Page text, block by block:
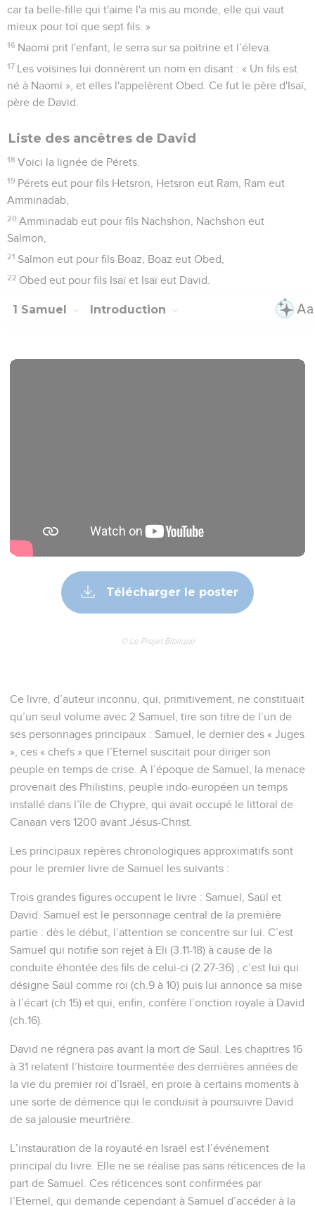
car ta belle-fille qui t'aime l'a mis au monde, elle qui vaut
mieux pour toi que sept fils. »
16 Naomi prit l'enfant, le serra sur sa poitrine et l’éleva.
17 Les voisines lui donnèrent un nom en disant : « Un fils est
né à Naomi », et elles l'appelèrent Obed. Ce fut le père d'Isaï,
père de David.
Liste des ancêtres de David
18 Voici la lignée de Pérets.
19 Pérets eut pour fils Hetsron, Hetsron eut Ram, Ram eut
Amminadab,
20 Amminadab eut pour fils Nachshon, Nachshon eut
Salmon,
21 Salmon eut pour fils Boaz, Boaz eut Obed,
22 Obed eut pour fils Isaï et Isaï eut David.
1 Samuel Introduction
Télécharger le poster
© Le Projet Biblique
Ce livre, d’auteur inconnu, qui, primitivement, ne constituait
qu’un seul volume avec 2 Samuel, tire son titre de l’un de
ses personnages principaux : Samuel, le dernier des « Juges
», ces « chefs » que l’Eternel suscitait pour diriger son
peuple en temps de crise. A l’époque de Samuel, la menace
provenait des Philistins, peuple indo-européen un temps
installé dans l’île de Chypre, qui avait occupé le littoral de
Canaan vers 1200 avant Jésus-Christ.
Les principaux repères chronologiques approximatifs sont
pour le premier livre de Samuel les suivants :
Trois grandes figures occupent le livre : Samuel, Saül et
David. Samuel est le personnage central de la première
partie : dès le début, l’attention se concentre sur lui. C’est
Samuel qui notifie son rejet à Eli (3.11-18) à cause de la
conduite éhontée des fils de celui-ci (2.27-36) ; c’est lui qui
désigne Saül comme roi (ch.9 à 10) puis lui annonce sa mise
à l’écart (ch.15) et qui, enfin, confère l’onction royale à David
(ch.16).
David ne régnera pas avant la mort de Saül. Les chapitres 16
à 31 relatent l’histoire tourmentée des dernières années de
la vie du premier roi d’Israël, en proie à certains moments à
une sorte de démence qui le conduisit à poursuivre David
de sa jalousie meurtrière.
L’instauration de la royauté en Israël est l’événement
principal du livre. Elle ne se réalise pas sans réticences de la
part de Samuel. Ces réticences sont confirmées par
l’Eternel, qui demande cependant à Samuel d’accéder à la